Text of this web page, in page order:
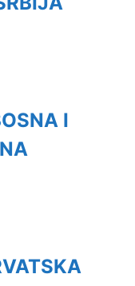
I